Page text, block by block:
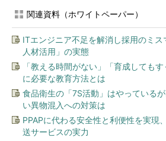
関連資料（ホワイトペーパー）
ITエンジニア不足を解消し採用のミ
人材活用」の実態
「教える時間がない」「育成しても
に必要な教育方法とは
食品衛生の「7S活動」はやってい
い異物混入への対策は
PPAPに代わる安全性と利便性を実現
送サービスの実力